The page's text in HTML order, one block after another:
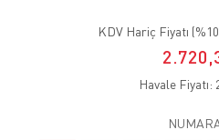
KDV Hariç Fiyatı (%10
Havale Fiyatı: